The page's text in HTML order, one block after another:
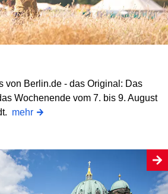
von Berlin.de - das Original: Das
Wochenende vom 7. bis 9. August
mehr